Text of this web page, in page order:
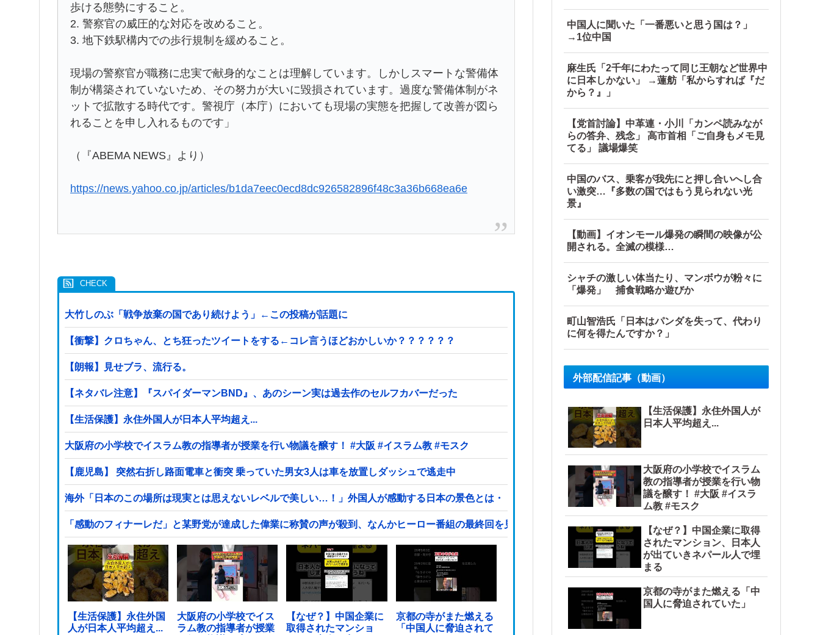
歩ける態勢にすること。
2. 警察官の威圧的な対応を改めること。
3. 地下鉄駅構内での歩行規制を緩めること。
現場の警察官が職務に忠実で献身的なことは理解しています。しかしスマートな警備体
制が構築されていないため、その努力が大いに毀損されています。過度な警備体制がネ
ットで拡散する時代です。警視庁（本庁）においても現場の実態を把握して改善が図ら
れることを申し入れるものです」
（『ABEMA NEWS』より）
https://news.yahoo.co.jp/articles/b1da7eec0ecd8dc926582896f48c3a36b668ea6e
大竹しのぶ「戦争放棄の国であり続けよう」←この投稿が話題に
【衝撃】クロちゃん、とち狂ったツイートをする←コレ言うほどおかしいか？？？？？？
【朗報】見せブラ、流行る。
【ネタバレ注意】『スパイダーマンBND』、あのシーン実は過去作のセルフカバーだった
【生活保護】永住外国人が日本人平均超え...
大阪府の小学校でイスラム教の指導者が授業を行い物議を醸す！ #大阪 #イスラム教 #モスク
【鹿児島】 突然右折し路面電車と衝突 乗っていた男女3人は車を放置しダッシュで逃走中
海外「日本のこの場所は現実とは思えないレベルで美しい…！」外国人が感動する日本の景色とは・・・？【海外の反応】
「感動のフィナーレだ」と某野党が達成した偉業に称賛の声が殺到、なんかヒーロー番組の最終回を見ているような気分に……他
【生活保護】永住外国
人が日本人平均超え...
大阪府の小学校でイス
ラム教の指導者が授業
【なぜ？】中国企業に
取得されたマンショ
京都の寺がまた燃える
「中国人に脅迫されて
中国人に聞いた「一番悪いと思う国は？」
→1位中国
麻生氏「2千年にわたって同じ王朝など世界中
に日本しかない」 →蓮舫「私からすれば『だ
から？』」
【党首討論】中革連・小川「カンペ読みなが
らの答弁、残念」 高市首相「ご自身もメモ見
てる」 議場爆笑
中国のバス、乗客が我先にと押し合いへし合
い激突…『多数の国ではもう見られない光
景』
【動画】イオンモール爆発の瞬間の映像が公
開される。全滅の模様…
シャチの激しい体当たり、マンボウが粉々に
「爆発」 捕食戦略か遊びか
町山智浩氏「日本はパンダを失って、代わり
に何を得たんですか？」
外部配信記事（動画）
【生活保護】永住外国人が
日本人平均超え...
大阪府の小学校でイスラム
教の指導者が授業を行い物
議を醸す！ #大阪 #イスラ
ム教 #モスク
【なぜ？】中国企業に取得
されたマンション、日本人
が出ていきネパール人で埋
まる
京都の寺がまた燃える「中
国人に脅迫されていた」